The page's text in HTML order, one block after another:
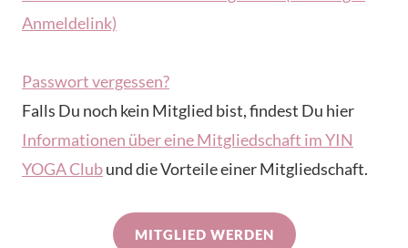
Anmeldelink)
Passwort vergessen?
Falls Du noch kein Mitglied bist, findest Du hier
Informationen über eine Mitgliedschaft im YIN
YOGA Clubund die Vorteile einer Mitgliedschaft.
MITGLIED WERDEN